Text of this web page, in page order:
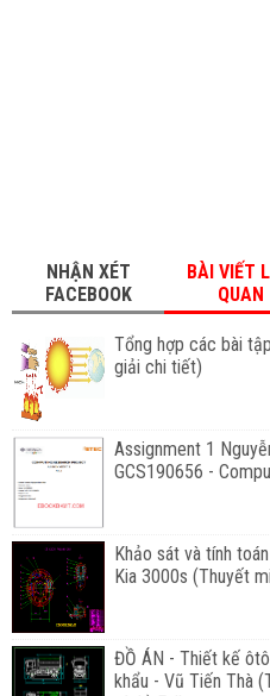
NHẬN XÉT
FACEBOOK
BÀI VIẾT
QUAN
Tổng hợp các bài
giải chi tiết)
Assignment 1
GCS190656 -
Khảo sát và tính
Kia 3000s (Thuyết
ĐỒ ÁN - Thiết kế
khẩu - Vũ Tiến Thà